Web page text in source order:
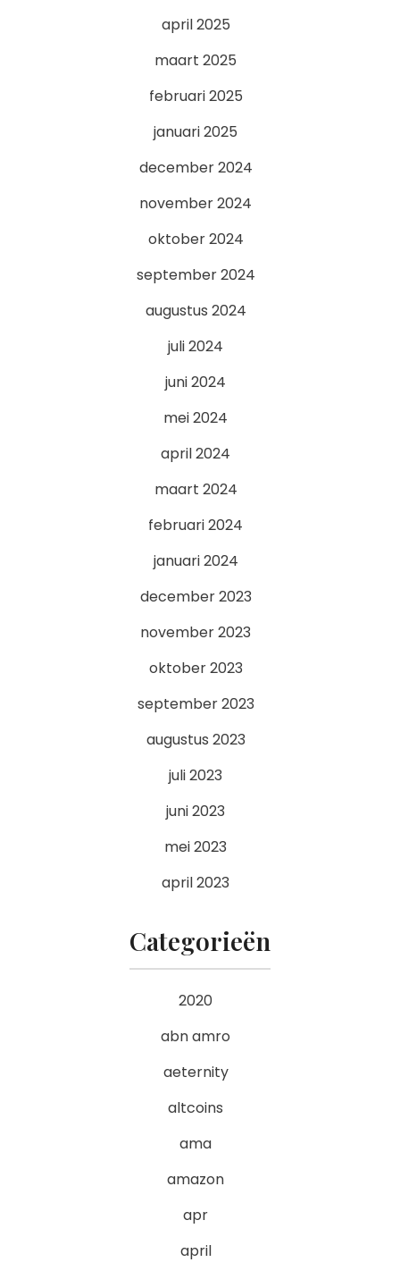
april 2025
maart 2025
februari 2025
januari 2025
december 2024
november 2024
oktober 2024
september 2024
augustus 2024
juli 2024
juni 2024
mei 2024
april 2024
maart 2024
februari 2024
januari 2024
december 2023
november 2023
oktober 2023
september 2023
augustus 2023
juli 2023
juni 2023
mei 2023
april 2023
Categorieën
2020
abn amro
aeternity
altcoins
ama
amazon
apr
april